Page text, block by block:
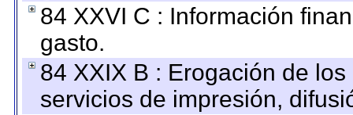
84 XXVI C : Información
gasto.
84 XXIX B : Erogación de
servicios de impresión,